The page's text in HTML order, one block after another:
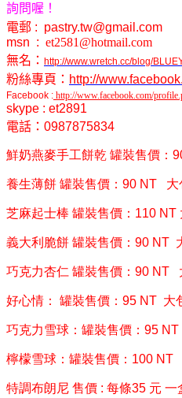
詢問喔！
電郵 : pastry.tw@gmail.com
msn : et2581@hotmail.com
無名： http://www.wretch.cc/blog/
粉絲專頁： http://
Facebook : http://www.facebook.com/
skype : et2891
電話： 0987875834
鮮奶燕麥手工餅乾 罐裝售價：
養生薄餅 罐裝售價：90 NT 大
芝麻起士棒 罐裝售價：110 NT
義大利脆餅 罐裝售價：90 NT
巧克力杏仁 罐裝售價：90 NT
好心情： 罐裝售價：95 NT 大
巧克力雪球：罐裝售價：95
檸檬雪球：罐裝售價：100 NT
特調布朗尼 售價 : 每條35 元 一